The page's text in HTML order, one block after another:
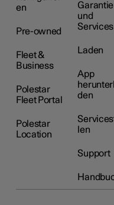
en
Pre-owned
Fleet &
Business
Polestar
Fleet Portal
Polestar
Location
Garantie
und
Services
Laden
App
den
len
Support